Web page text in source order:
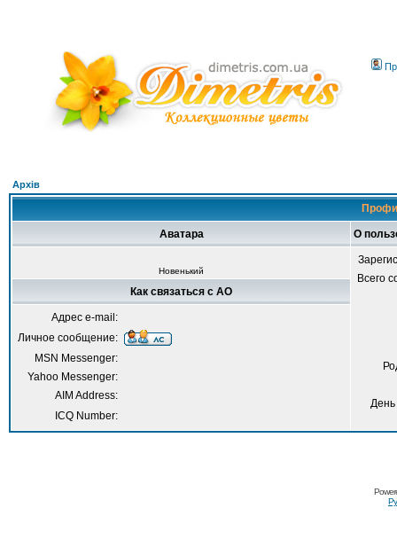
Архів
Аватара О
Новенький
Всего
Как связаться с AO
Адрес e-mail:
Личное сообщение:
MSN Messenger:
Yahoo Messenger:
AIM Address:
ICQ Number: